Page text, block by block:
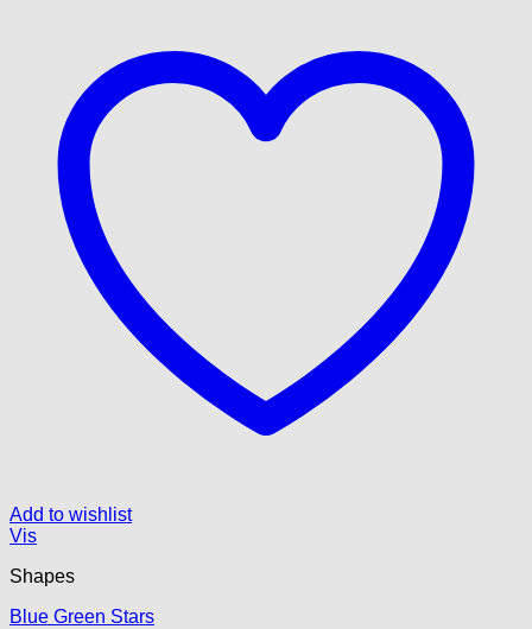
Add to wishlist
Vis
Shapes
Blue Green Stars